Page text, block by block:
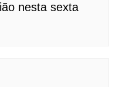
nesta sexta